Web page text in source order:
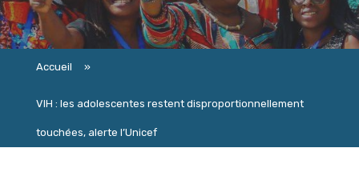
Accueil »
VIH : les adolescentes restent disproportionnellement
touchées, alerte l’Unicef